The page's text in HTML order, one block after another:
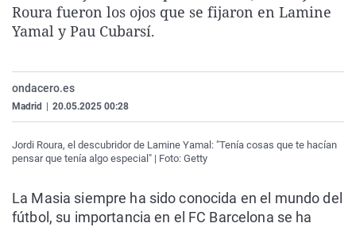
La rosa de los vientos
Como el perro y el
Caso
Equipo de
Extremadura
La Rioja
País Vasco
Virales
Elecciones
Roura fueron los ojos que se fijaron en Lamine
Yamal y Pau Cubarsí.
ondacero.es
Madrid 20.05.2025 00:28
Jordi Roura, el descubridor de Lamine Yamal: "Tenía cosas que te hacían
pensar que tenía algo especial" | Foto: Getty
La Masia siempre ha sido conocida en el mundo del
fútbol, su importancia en el FC Barcelona se ha